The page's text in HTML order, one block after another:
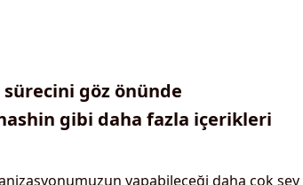
göz önünde
gibi daha fazla içerikleri
yapabileceği daha çok şey